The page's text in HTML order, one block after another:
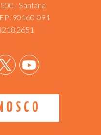
- Santana
90160-091